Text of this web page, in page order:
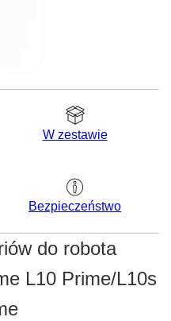
W zestawie
Bezpieczeństwo
do robota
L10 Prime/L10s